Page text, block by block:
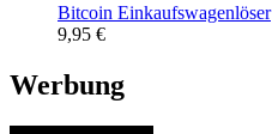
Bitcoin Einkaufswagenlöser
9,95 €
Werbung